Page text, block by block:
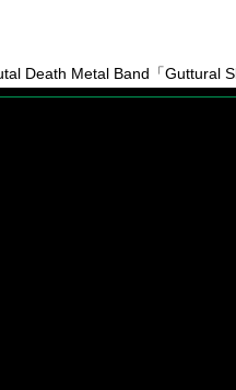
Death Metal Band「Guttural